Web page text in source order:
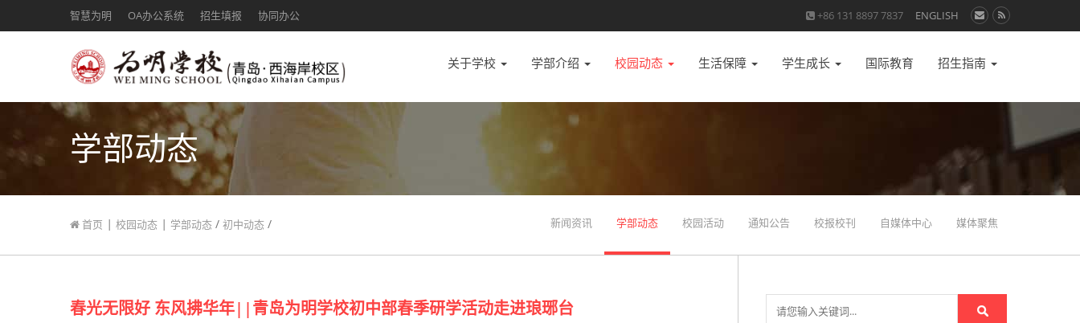
智慧为明 OA办公系统 招生填报 协同办公 +86 131 8897 7837 ENGLISH
关于学校 学部介绍 校园动态 生活保障 学生成长 国际教育 招生指南
学部动态
首页 | 校园动态 | 学部动态 / 初中动态 / 新闻资讯 学部动态 校园活动 通知公告 校报校刊 自媒体中心 媒体聚焦
春光无限好 东风拂华年||青岛为明学校初中部春季研学活动走进琅琊台